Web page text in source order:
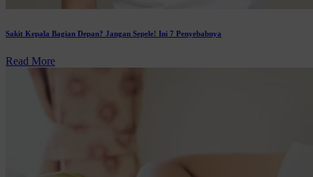
Sakit Kepala Bagian Depan? Jangan Sepele! Ini 7 Penyebabnya
Read More